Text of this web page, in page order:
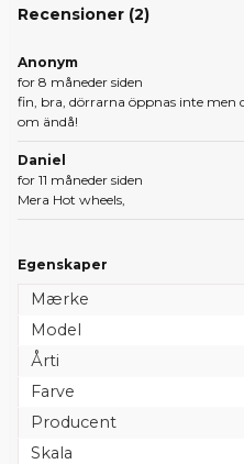
Recensioner (2)
Anonym
for 8 måneder siden
fin, bra, dörrarna öppnas inte men
om ändå!
Daniel
for 11 måneder siden
Mera Hot wheels,
Egenskaper
Mærke
Model
Årti
Farve
Producent
Skala